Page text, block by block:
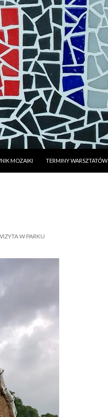
MOZAIKI TERMINY WARSZTATÓW
W PARKU